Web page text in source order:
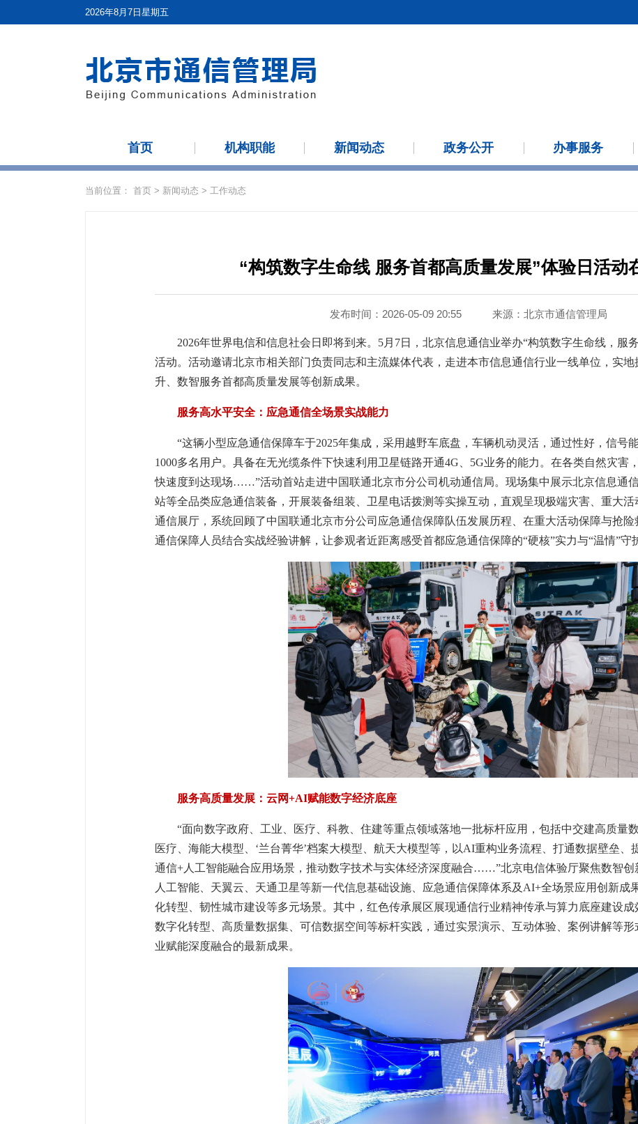
2026年8月7日星期五
首页 机构职能 新闻动态 政务公开 办事服务
当前位置： 首页 > 新闻动态 > 工作动态
“构筑数字生命线 服务首都高质量发展”体验日活动
发布时间：2026-05-09 20:55 来源： 北京市通信管理局
2026年世界电信和信息社会日即将到来。5月7日，北京信息通信业举办“构筑数字生命线，服
活动。活动邀请北京市相关部门负责同志和主流媒体代表，走进本市信息通信行业一线单位，实
升、数智服务首都高质量发展等创新成果。
服务高水平安全：应急通信全场景实战能力
“这辆小型应急通信保障车于2025年集成，采用越野车底盘，车辆机动灵活，通过性好，信号
1000多名用户。具备在无光缆条件下快速利用卫星链路开通4G、5G业务的能力。在各类自然灾害
快速度到达现场……”活动首站走进中国联通北京市分公司机动通信局。现场集中展示北京信息通
站等全品类应急通信装备，开展装备组装、卫星电话拨测等实操互动，直观呈现极端灾害、重大
通信展厅，系统回顾了中国联通北京市分公司应急通信保障队伍发展历程、在重大活动保障与抢
通信保障人员结合实战经验讲解，让参观者近距离感受首都应急通信保障的“硬核”实力与“温情”守
服务高质量发展：云网+AI赋能数字经济底座
“面向数字政府、工业、医疗、科教、住建等重点领域落地一批标杆应用，包括中交建高质量
医疗、海能大模型、‘兰台菁华’档案大模型、航天大模型等，以AI重构业务流程、打通数据壁垒、
通信+人工智能融合应用场景，推动数字技术与实体经济深度融合……”北京电信体验厅聚焦数智创
人工智能、天翼云、天通卫星等新一代信息基础设施、应急通信保障体系及AI+全场景应用创新成
化转型、韧性城市建设等多元场景。其中，红色传承展区展现通信行业精神传承与算力底座建设
数字化转型、高质量数据集、可信数据空间等标杆实践，通过实景演示、互动体验、案例讲解等
业赋能深度融合的最新成果。